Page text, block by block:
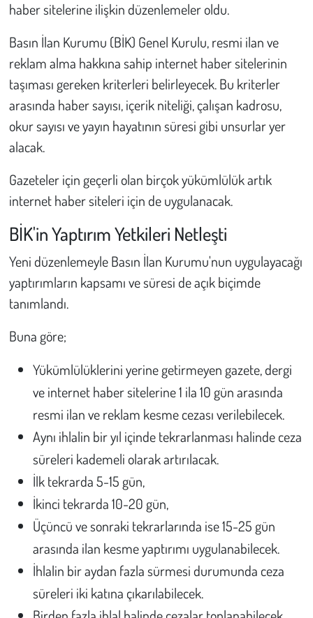
haber sitelerine ilişkin düzenlemeler oldu.
Basın İlan Kurumu (BİK) Genel Kurulu, resmi ilan ve
reklam alma hakkına sahip internet haber sitelerinin
taşıması gereken kriterleri belirleyecek. Bu kriterler
arasında haber sayısı, içerik niteliği, çalışan kadrosu,
okur sayısı ve yayın hayatının süresi gibi unsurlar yer
alacak.
Gazeteler için geçerli olan birçok yükümlülük artık
internet haber siteleri için de uygulanacak.
BİK'in Yaptırım Yetkileri Netleşti
Yeni düzenlemeyle Basın İlan Kurumu'nun uygulayacağı
yaptırımların kapsamı ve süresi de açık biçimde
tanımlandı.
Buna göre;
Yükümlülüklerini yerine getirmeyen gazete, dergi
ve internet haber sitelerine 1 ila 10 gün arasında
resmi ilan ve reklam kesme cezası verilebilecek.
Aynı ihlalin bir yıl içinde tekrarlanması halinde ceza
süreleri kademeli olarak artırılacak.
İlk tekrarda 5-15 gün,
İkinci tekrarda 10-20 gün,
Üçüncü ve sonraki tekrarlarında ise 15-25 gün
arasında ilan kesme yaptırımı uygulanabilecek.
İhlalin bir aydan fazla sürmesi durumunda ceza
süreleri iki katına çıkarılabilecek.